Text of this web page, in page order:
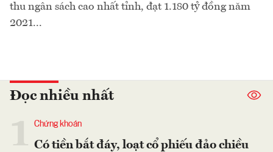
thu ngân sách cao nhất tỉnh, đạt 1.180 tỷ đồng năm
2021...
Đọc nhiều nhất
Chứng khoán
Có tiền bắt đáy, loạt cổ phiếu đảo chiều